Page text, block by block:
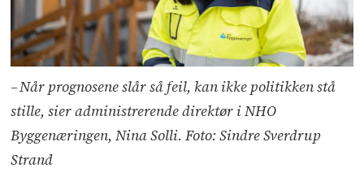
– Når prognosene slår så feil, kan ikke politikken stå
stille, sier administrerende direktør i NHO
Byggenæringen, Nina Solli. Foto: Sindre Sverdrup
Strand